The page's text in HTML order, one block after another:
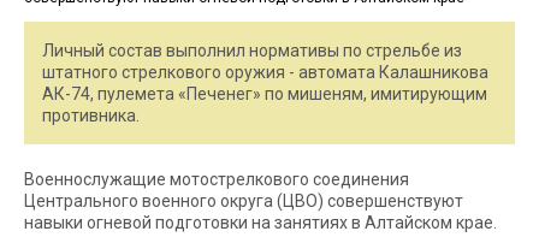
Личный состав выполнил нормативы по стрельбе из
штатного стрелкового оружия - автомата Калашникова
АК-74, пулемета «Печенег» по мишеням, имитирующим
противника.
Военнослужащие мотострелкового соединения
Центрального военного округа (ЦВО) совершенствуют
навыки огневой подготовки на занятиях в Алтайском крае.